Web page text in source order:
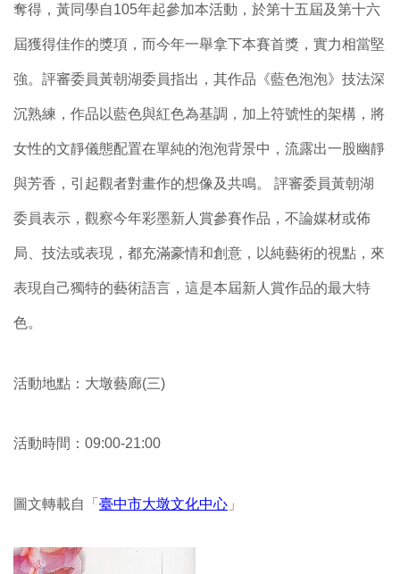
奪得，黃同學自105年起參加本活動，於第十五屆及第十六
屆獲得佳作的獎項，而今年一舉拿下本賽首獎，實力相當堅
強。評審委員黃朝湖委員指出，其作品《藍色泡泡》技法深
沉熟練，作品以藍色與紅色為基調，加上符號性的架構，將
女性的文靜儀態配置在單純的泡泡背景中，流露出一股幽靜
與芳香，引起觀者對畫作的想像及共鳴。 評審委員黃朝湖
委員表示，觀察今年彩墨新人賞參賽作品，不論媒材或佈
局、技法或表現，都充滿豪情和創意，以純藝術的視點，來
表現自己獨特的藝術語言，這是本屆新人賞作品的最大特
色。
活動地點：大墩藝廊(三)
活動時間：09:00-21:00
圖文轉載自「 臺中市大墩文化中心 」